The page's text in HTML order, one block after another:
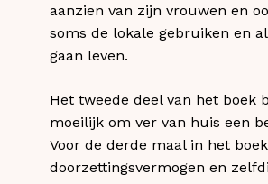
aanzien van zijn vrouwen en
soms de lokale gebruiken en
gaan leven.
Het tweede deel van het boek
moeilijk om ver van huis een
Voor de derde maal in het
doorzettingsvermogen en